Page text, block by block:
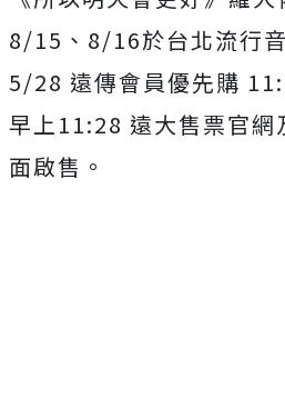
8/15 、 8/16於台北流行
5/28 遠傳會員優先購
早上11:28 遠大售票官網
面啟售。